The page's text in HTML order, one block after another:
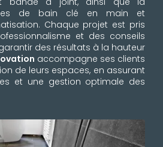
de bain clé en main et
Chaque projet est pris
et des conseils
des résultats à la hauteur
accompagne ses clients
de leurs espaces, en assurant
et une gestion optimale des